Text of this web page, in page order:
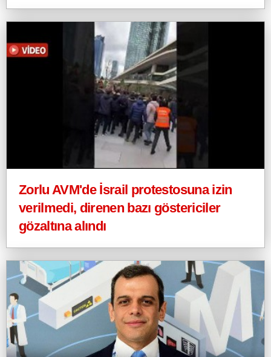
Zorlu AVM'de İsrail protestosuna izin
verilmedi, direnen bazı göstericiler
gözaltına alındı